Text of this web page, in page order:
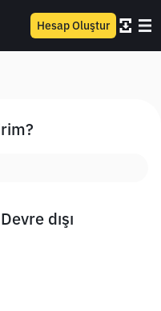
Hesap Oluştur
dışı